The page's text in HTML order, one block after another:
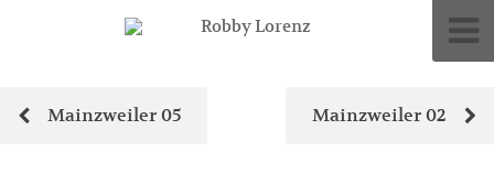
Mainzweiler 05 Mainzweiler 02